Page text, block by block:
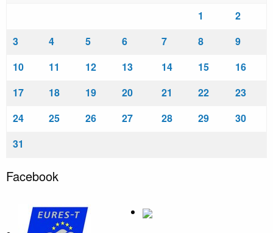
1
2
3
4 5 6 7 8
9
10
11 12 13 14 15
16
17
18 19 20 21 22
23
24
25 26 27 28 29
30
31
Facebook